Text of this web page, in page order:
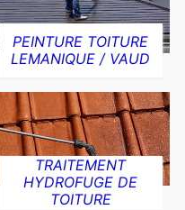
PEINTURE TOITURE
LEMANIQUE / VAUD
TRAITEMENT
HYDROFUGE DE
TOITURE